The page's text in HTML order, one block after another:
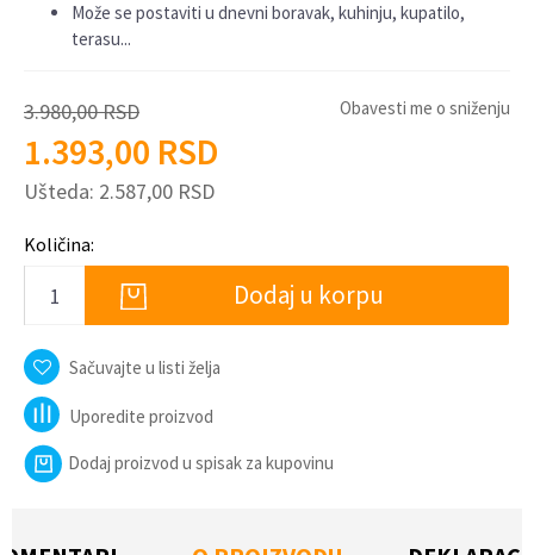
Može se postaviti u dnevni boravak, kuhinju, kupatilo,
terasu...
3.980,00RSD
1.393,00 RSD
Ušteda: 2.587,00 RSD
Obavesti me o sniženju
Količina:
Dodaj u korpu
Sačuvajte u listi želja
Uporedite proizvod
Dodaj proizvod u spisak za kupovinu